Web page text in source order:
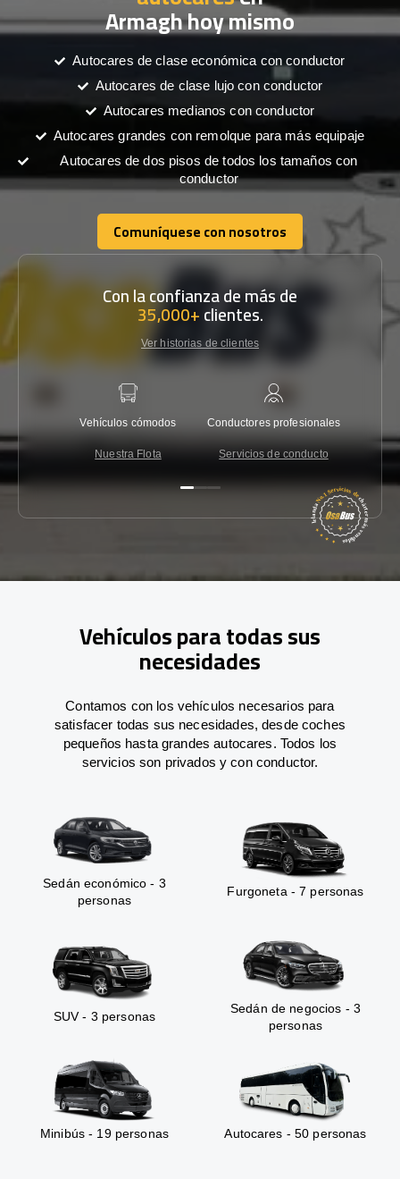
Armagh hoy mismo
Autocares de clase económica con conductor
Autocares de clase lujo con conductor
Autocares medianos con conductor
Autocares grandes con remolque para más equipaje
Autocares de dos pisos de todos los tamaños con
conductor
Comuníquese con nosotros
Comuníquese con nosotros
Con la confianza de más de
35,000+clientes.
Ver historias de clientes
Vehículos cómodos
Nuestra Flota
Conductores profesionales
Servicios de conducto
Vehículos para todas sus
necesidades
Contamos con los vehículos necesarios para
satisfacer todas sus necesidades, desde coches
pequeños hasta grandes autocares. Todos los
servicios son privados y con conductor.
Sedán económico - 3
personas
Furgoneta - 7 personas
SUV - 3 personas
Sedán de negocios - 3
personas
Minibús - 19 personas Autocares - 50 personas